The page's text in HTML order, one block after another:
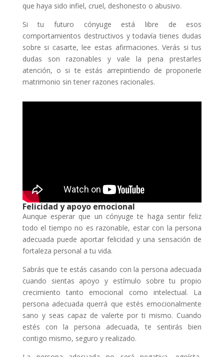
que haya sido infiel, cruel, deshonesto o abusivo.
Si tu futuro cónyuge está libre de esos
comportamientos destructivos y todavía tienes dudas
sobre si casarte, lee estas afirmaciones. Verás si tus
dudas son razonables y vale la pena prestarles
atención, o si te estás arrepintiendo de proponerle
matrimonio sin tener razones racionales.
Felicidad y apoyo emocional
Aunque esperar que un cónyuge te haga sentir feliz
todo el tiempo no es razonable, estar con la persona
adecuada puede aportar felicidad y una sensación de
fortaleza personal a tu vida.
Sabrás que te estás casando con la persona adecuada
cuando sientas apoyo y estímulo sobre tu propio
crecimiento tanto emocional como intelectual. La
persona adecuada querrá que estés emocionalmente
sano y seas capaz de valerte por ti mismo. Cuando
estés con la persona adecuada, te sentirás bien
contigo mismo, seguro y realizado.